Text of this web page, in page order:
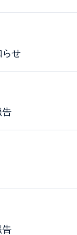
らせ
告
告